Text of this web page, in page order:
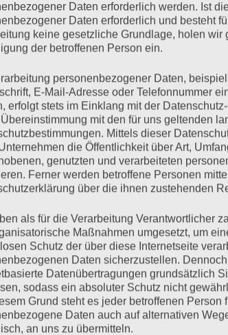
Oktober 23, 2023 Keine
alleine?
alleine?
Daten erforderlich werden. Ist
Daten erforderlich und besteht
keine gesetzliche Grundlage, holen wir
der betroffenen Person ein.
personenbezogener Daten,
E-Mail-Adresse oder Telefonnummer
erfolgt stets im Einklang mit der
mit den für uns geltenden
Mittels dieser
die Öffentlichkeit über Art,
genutzten und verarbeiteten
Ferner werden betroffene Personen
über die ihnen zustehenden
als für die Verarbeitung Verantwortlicher
Maßnahmen umgesetzt, um
Schutz der über diese Internetseite
Daten sicherzustellen.
Datenübertragungen grundsätzlich
sodass ein absoluter Schutz nicht
Grund steht es jeder betroffenen Person
Daten auch auf alternativen
an uns zu übermitteln.